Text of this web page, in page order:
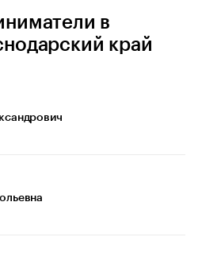
в
край